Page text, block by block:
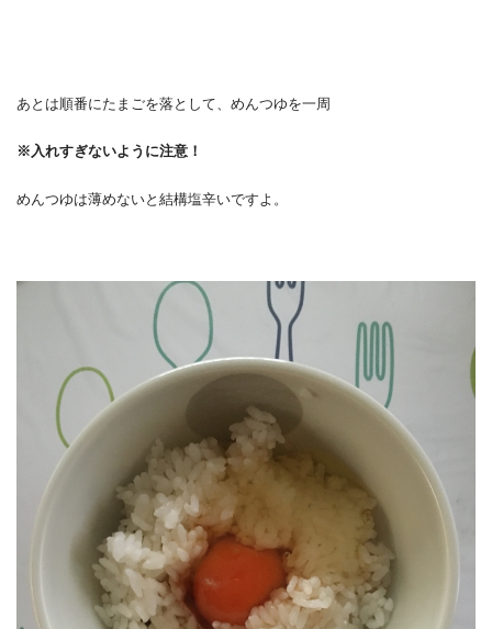
あとは順番にたまごを落として、めんつゆを一周
※入れすぎないように注意！
めんつゆは薄めないと結構塩辛いですよ。